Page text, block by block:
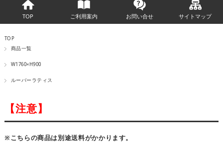
TOP ご利用案内 お問い合せ サイトマップ
TOP
商品一覧
W1760×H900
ルーバーラティス
【注意】
※こちらの商品は別途送料がかかります。